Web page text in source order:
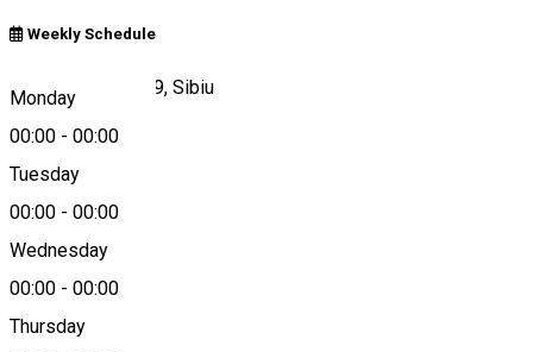
Weekly Schedule
Monday
00:00 - 00:00
Tuesday
00:00 - 00:00
Wednesday
00:00 - 00:00
Thursday
Calea Șurii Mici 39, Sibiu
Map